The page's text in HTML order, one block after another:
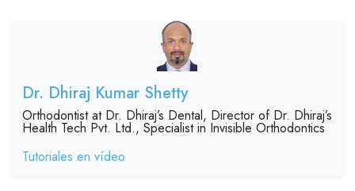
Dr. Dhiraj Kumar Shetty
Orthodontist at Dr. Dhiraj’s Dental, Director of Dr. Dhiraj’s
Health Tech Pvt. Ltd., Specialist in Invisible Orthodontics
Tutoriales en vídeo